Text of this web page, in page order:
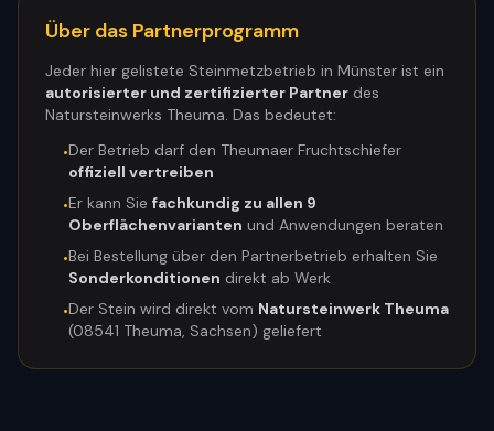
Über das Partnerprogramm
Jeder hier gelistete Steinmetzbetrieb in Münster ist ein
autorisierter und zertifizierter Partner des
Natursteinwerks Theuma. Das bedeutet:
•Der Betrieb darf den Theumaer Fruchtschiefer
offiziell vertreiben
•Er kann Sie fachkundig zu allen 9
Oberflächenvarianten und Anwendungen beraten
•Bei Bestellung über den Partnerbetrieb erhalten Sie
Sonderkonditionen direkt ab Werk
•Der Stein wird direkt vom Natursteinwerk Theuma
(08541 Theuma, Sachsen) geliefert